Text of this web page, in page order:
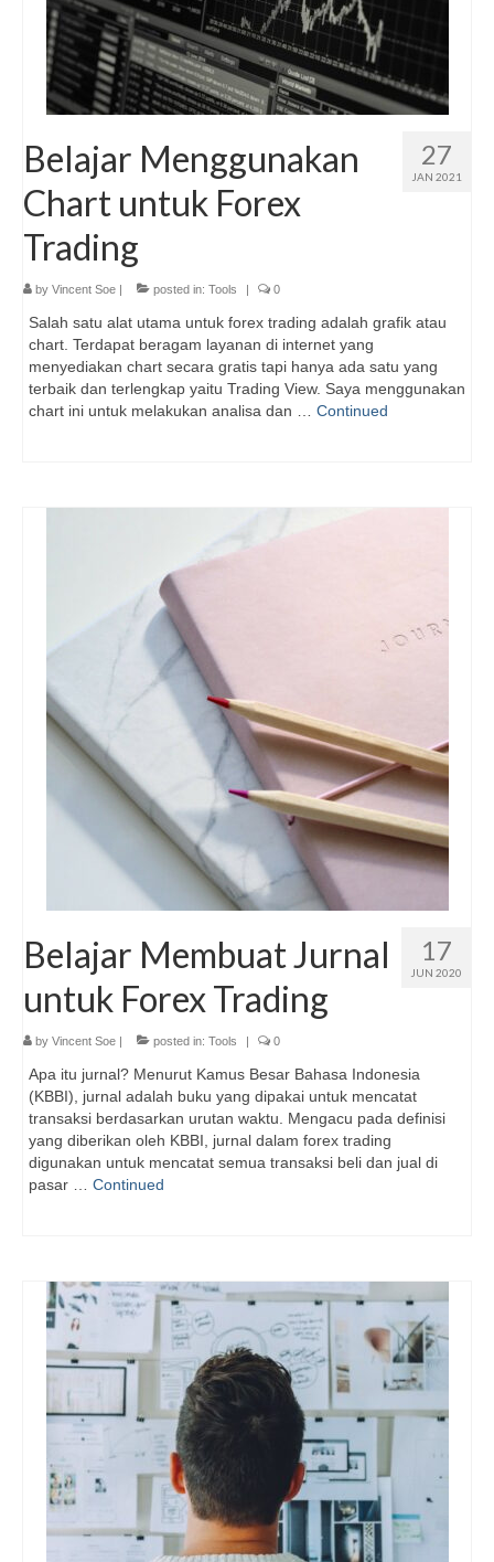
27
JAN 2021
Belajar Menggunakan
Chart untuk Forex
Trading
by Vincent Soe | posted in: Tools | 0
Salah satu alat utama untuk forex trading adalah grafik atau
chart. Terdapat beragam layanan di internet yang
menyediakan chart secara gratis tapi hanya ada satu yang
terbaik dan terlengkap yaitu Trading View. Saya menggunakan
chart ini untuk melakukan analisa dan … Continued
17
JUN 2020
Belajar Membuat Jurnal
untuk Forex Trading
by Vincent Soe | posted in: Tools | 0
Apa itu jurnal? Menurut Kamus Besar Bahasa Indonesia
(KBBI), jurnal adalah buku yang dipakai untuk mencatat
transaksi berdasarkan urutan waktu. Mengacu pada definisi
yang diberikan oleh KBBI, jurnal dalam forex trading
digunakan untuk mencatat semua transaksi beli dan jual di
pasar … Continued